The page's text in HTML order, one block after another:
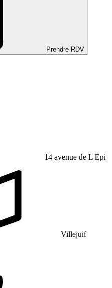
Prendre RDV
14 avenue de L Epi
Villejuif